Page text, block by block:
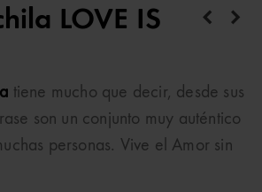
LOVE IS
tiene mucho que decir, desde sus
son un conjunto muy auténtico
personas. Vive el Amor sin